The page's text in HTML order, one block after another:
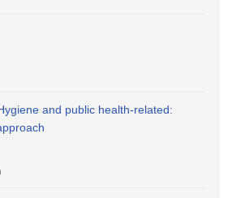
and public health-related: